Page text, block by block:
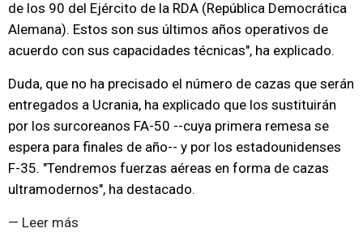
de los 90 del Ejército de la RDA (República Democrática
Alemana). Estos son sus últimos años operativos de
acuerdo con sus capacidades técnicas", ha explicado.
Duda, que no ha precisado el número de cazas que serán
entregados a Ucrania, ha explicado que los sustituirán
por los surcoreanos FA-50 --cuya primera remesa se
espera para finales de año-- y por los estadounidenses
F-35. "Tendremos fuerzas aéreas en forma de cazas
ultramodernos", ha destacado.
— Leer más